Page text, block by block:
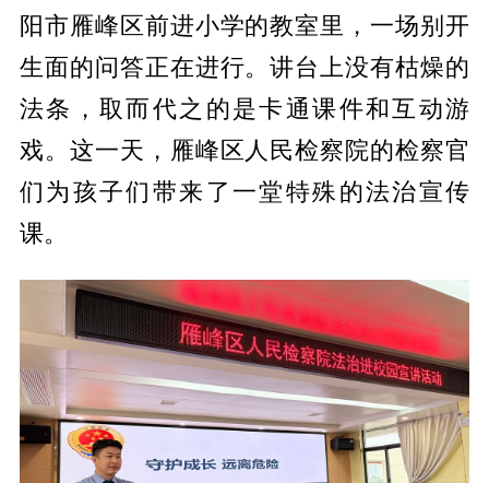
阳市雁峰区前进小学的教室里，一场别开
生面的问答正在进行。讲台上没有枯燥的
法条，取而代之的是卡通课件和互动游
戏。这一天，雁峰区人民检察院的检察官
们为孩子们带来了一堂特殊的法治宣传
课。